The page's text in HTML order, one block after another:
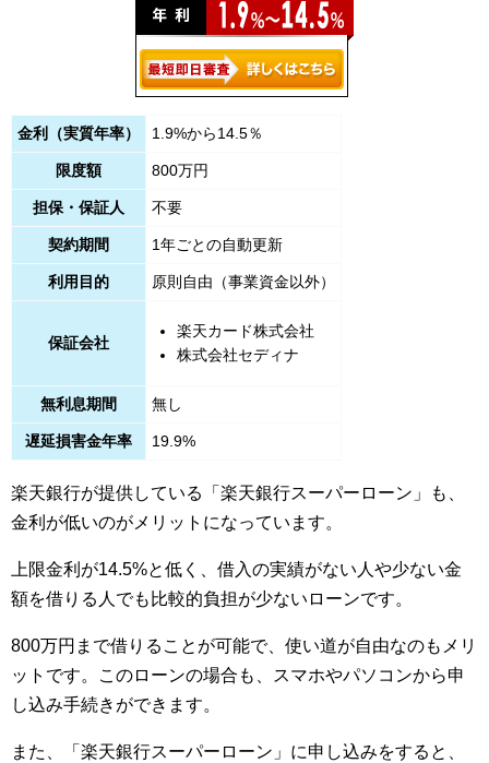
金利（実質年率） 1.9%から14.5％
限度額 800万円
担保・保証人 不要
契約期間 1年ごとの自動更新
利用目的 原則自由（事業資金以外）
保証会社
楽天カード株式会社
株式会社セディナ
無利息期間 無し
遅延損害金年率 19.9%
楽天銀行が提供している「楽天銀行スーパーローン」も、
金利が低いのがメリットになっています。
上限金利が14.5%と低く、借入の実績がない人や少ない金
額を借りる人でも比較的負担が少ないローンです。
800万円まで借りることが可能で、使い道が自由なのもメリ
ットです。このローンの場合も、スマホやパソコンから申
し込み手続きができます。
また、「楽天銀行スーパーローン」に申し込みをすると、